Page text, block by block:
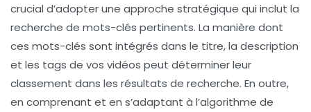
crucial d’adopter une approche stratégique qui inclut la
recherche de mots-clés pertinents. La manière dont
ces mots-clés sont intégrés dans le titre, la description
et les tags de vos vidéos peut déterminer leur
classement dans les résultats de recherche. En outre,
en comprenant et en s’adaptant à l’algorithme de